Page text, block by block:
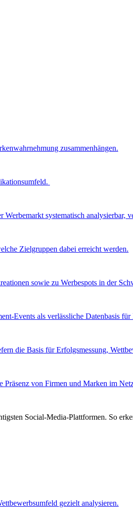
zusammenhängen.
systematisch analysierbar,
Zielgruppen dabei erreicht werden.
sowie zu Werbespots in der
Events als verlässliche Datenbasis
die Basis für Erfolgsmessung,
von Firmen und Marken im
Social-Media-Plattformen. So
gezielt analysieren.